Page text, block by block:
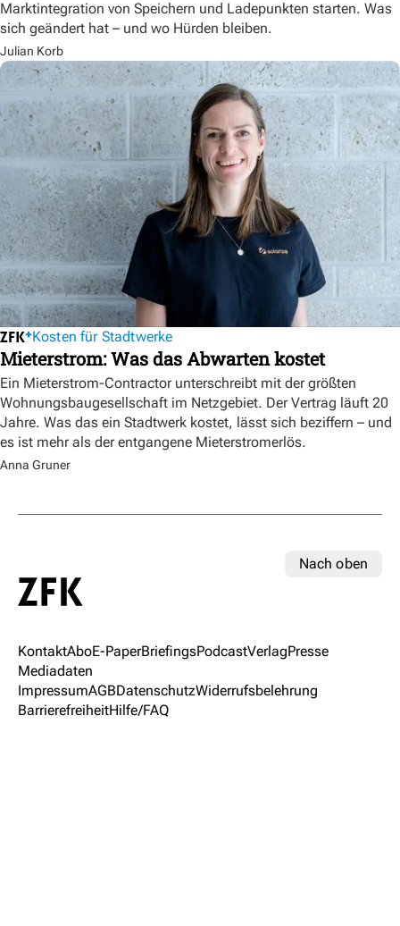
Marktintegration von Speichern und Ladepunkten starten. Was
sich geändert hat – und wo Hürden bleiben.
Julian Korb
Kosten für Stadtwerke
Mieterstrom: Was das Abwarten kostet
Ein Mieterstrom-Contractor unterschreibt mit der größten
Wohnungsbaugesellschaft im Netzgebiet. Der Vertrag läuft 20
Jahre. Was das ein Stadtwerk kostet, lässt sich beziffern – und
es ist mehr als der entgangene Mieterstromerlös.
Anna Gruner
Nach oben
KontaktAboE-PaperBriefingsPodcastVerlagPresse
Mediadaten
ImpressumAGBDatenschutzWiderrufsbelehrung
BarrierefreiheitHilfe/FAQ